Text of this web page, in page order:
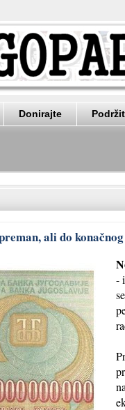
Donirajte
ali do
-